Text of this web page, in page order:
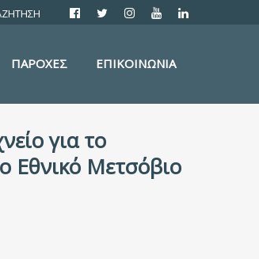
ΠΑΡΟΧΕΣ ΕΠΙΚΟΙΝΩΝΙΑ
για το
Εθνικό Μετσόβιο